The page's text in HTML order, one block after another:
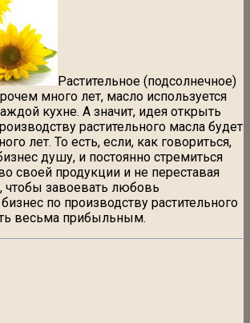
Растительное (подсолнечное)
много лет, масло используется
кухне. А значит, идея открыть
растительного масла будет
лет. То есть, если, как говориться,
душу, и постоянно стремиться
своей продукции и не переставая
чтобы завоевать любовь
по производству растительного
весьма прибыльным.